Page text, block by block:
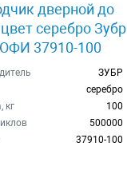
дверной до
серебро Зубр
37910-100
ЗУБР
серебро
кг
100
500000
37910-100